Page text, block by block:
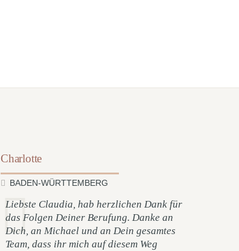
Charlotte
BADEN-WÜRTTEMBERG
Liebste Claudia, hab herzlichen Dank für
das Folgen Deiner Berufung. Danke an
Dich, an Michael und an Dein gesamtes
Team, dass ihr mich auf diesem Weg